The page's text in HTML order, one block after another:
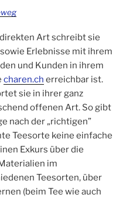
Art schreibt sie
Erlebnisse mit ihrem
und Kunden in ihrem
charen.ch erreichbar ist.
sie in ihrer ganz
offenen Art. So gibt
nach der „richtigen”
Teesorte keine einfache
Exkurs über die
im
Teesorten, über
(beim Tee wie auch